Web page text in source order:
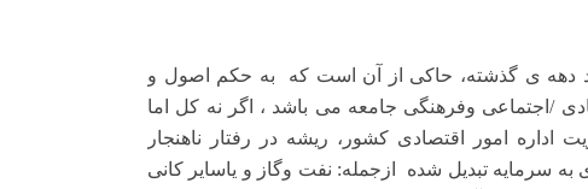
دهه ی گذشته، حاکی از آن است که
به حکم اصول و
/اجتماعی وفرهنگی جامعه می باشد ، اگر نه کل اما
امور اقتصادی کشور، ریشه در رفتار ناهنجار
به سرمایه تبدیل شده
ازجمله: نفت وگاز و یاسایر کانی